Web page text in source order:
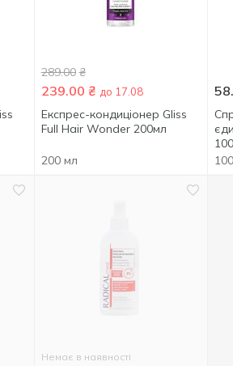
289.00 ₴
239.00 ₴ до 17.08
Експрес-кондиціонер Gliss
Full Hair Wonder 200мл
200 мл
Немає в наявності